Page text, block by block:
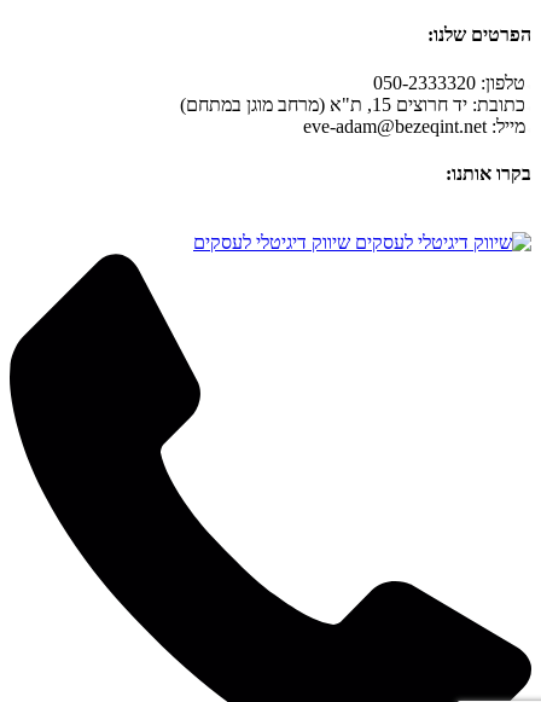
הפרטים שלנו:
טלפון: 050-2333320
כתובת: יד חרוצים 15, ת"א (מרחב מוגן במתחם)
מייל: eve-adam@bezeqint.net
בקרו אותנו:
שיווק דיגיטלי לעסקים